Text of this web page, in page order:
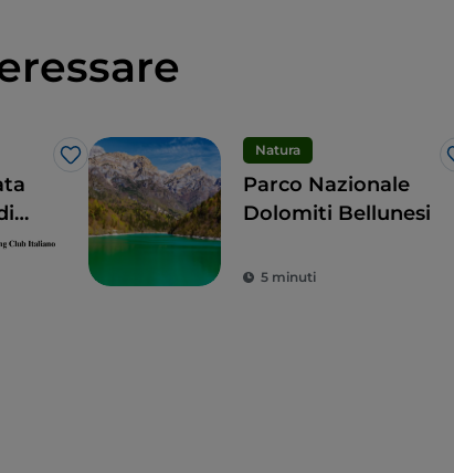
Like
Natura
Parco Nazionale
Dolomiti Bellunesi
5 minuti